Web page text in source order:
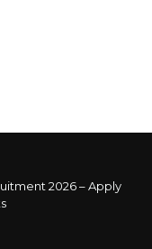
2026 – Apply